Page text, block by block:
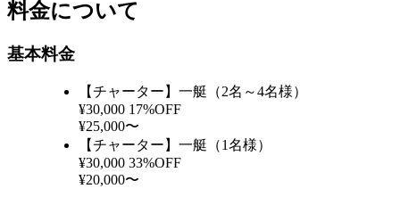
料金について
基本料金
【チャーター】一艇（2名～4名様）
¥30,000 17%OFF
¥25,000〜
【チャーター】一艇（1名様）
¥30,000 33%OFF
¥20,000〜